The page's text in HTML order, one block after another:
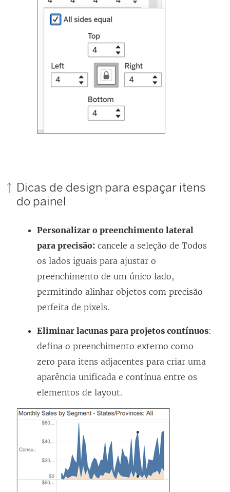
Dicas de design para espaçar itens
do painel
Personalizar o preenchimento lateral
para precisão: cancele a seleção de Todos
os lados iguais para ajustar o
preenchimento de um único lado,
permitindo alinhar objetos com precisão
perfeita de pixels.
Eliminar lacunas para projetos contínuos:
defina o preenchimento externo como
zero para itens adjacentes para criar uma
aparência unificada e contínua entre os
elementos de layout.